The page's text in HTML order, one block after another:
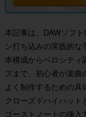
本記事は、DAWソフ
ン打ち込みの実践的
本構成からベロシティ
ズまで、初心者が楽
よく制作するための具
クローズドハイハッ
ゴーストノートの挿